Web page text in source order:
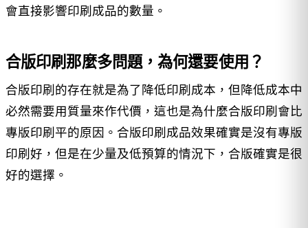
會直接影響印刷成品的數量。
合版印刷那麼多問題，為何還要使用？
合版印刷的存在就是為了降低印刷成本，但降低成本中
必然需要用質量來作代價，這也是為什麼合版印刷會比
專版印刷平的原因。合版印刷成品效果確實是沒有專版
印刷好，但是在少量及低預算的情況下，合版確實是很
好的選擇。